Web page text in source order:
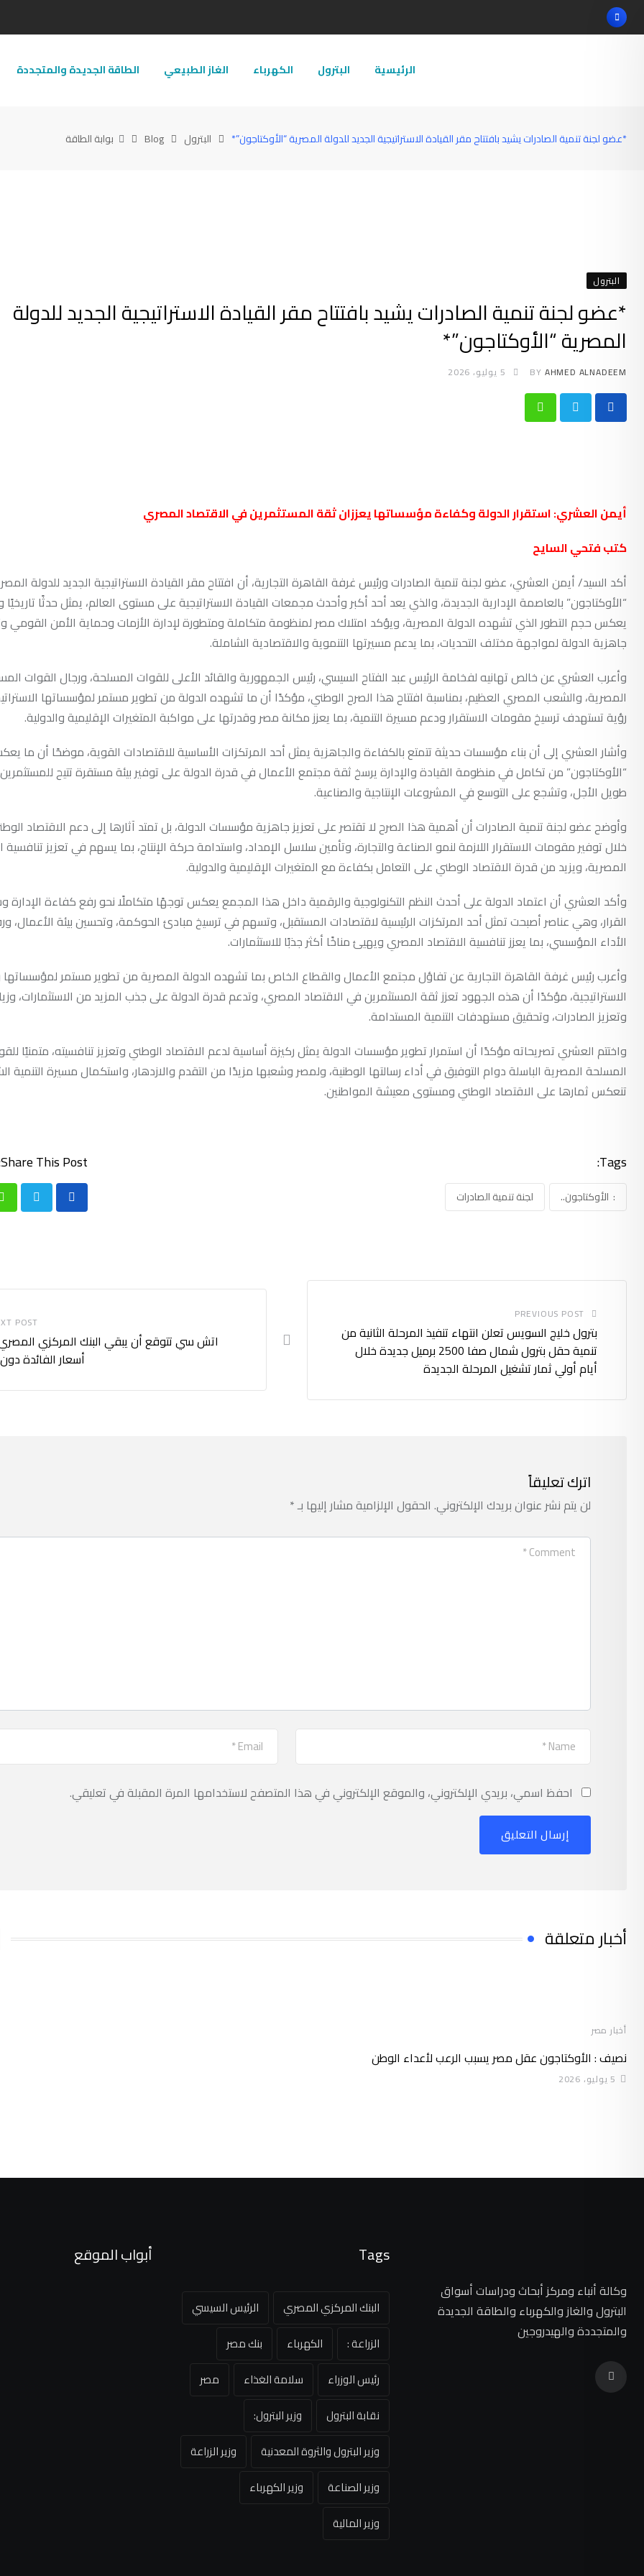
Skip
to
الرئيسية البترول الكهرباء الغاز الطبيعي الطاقة الجديدة والمتجددة
*عضو لجنة تنمية الصادرات يشيد بافتتاح مقر القيادة الاستراتيجية الجديد للدولة المصرية “الأوكتاجون”* البترول Blog بوابة الطاقة
البترول
*عضو لجنة تنمية الصادرات يشيد بافتتاح مقر القيادة الاستراتيجية الجديد للدولة
المصرية “الأوكتاجون”*
BY AHMED ALNADEEM 5 يوليو، 2026
Whatsapp
أيمن العشري: استقرار الدولة وكفاءة مؤسساتها يعززان ثقة المستثمرين في الاقتصاد المصري
كتب فتحي السايح
أكد السيد/ أيمن العشري، عضو لجنة تنمية الصادرات ورئيس غرفة القاهرة التجارية، أن افتتاح مقر القيادة الاستراتيجية الجديد للدولة
“الأوكتاجون” بالعاصمة الإدارية الجديدة، والذي يعد أحد أكبر وأحدث مجمعات القيادة الاستراتيجية على مستوى العالم، يمثل حدثًا تاريخيًا
يعكس حجم التطور الذي تشهده الدولة المصرية، ويؤكد امتلاك مصر لمنظومة متكاملة ومتطورة لإدارة الأزمات وحماية الأمن القومي
جاهزية الدولة لمواجهة مختلف التحديات، بما يدعم مسيرتها التنموية والاقتصادية الشاملة.
وأعرب العشري عن خالص تهانيه لفخامة الرئيس عبد الفتاح السيسي، رئيس الجمهورية والقائد الأعلى للقوات المسلحة، ورجال القوات
المصرية، والشعب المصري العظيم، بمناسبة افتتاح هذا الصرح الوطني، مؤكدًا أن ما تشهده الدولة من تطوير مستمر لمؤسساتها
رؤية تستهدف ترسيخ مقومات الاستقرار ودعم مسيرة التنمية، بما يعزز مكانة مصر وقدرتها على مواكبة المتغيرات الإقليمية والدولية.
وأشار العشري إلى أن بناء مؤسسات حديثة تتمتع بالكفاءة والجاهزية يمثل أحد المرتكزات الأساسية للاقتصادات القوية، موضحًا أن ما
“الأوكتاجون” من تكامل في منظومة القيادة والإدارة يرسخ ثقة مجتمع الأعمال في قدرة الدولة على توفير بيئة مستقرة تتيح
طويل الأجل، وتشجع على التوسع في المشروعات الإنتاجية والصناعية.
وأوضح عضو لجنة تنمية الصادرات أن أهمية هذا الصرح لا تقتصر على تعزيز جاهزية مؤسسات الدولة، بل تمتد آثارها إلى دعم الاقتصاد
خلال توفير مقومات الاستقرار اللازمة لنمو الصناعة والتجارة، وتأمين سلاسل الإمداد، واستدامة حركة الإنتاج، بما يسهم في تعزيز تنافسية
المصرية، ويزيد من قدرة الاقتصاد الوطني على التعامل بكفاءة مع المتغيرات الإقليمية والدولية.
وأكد العشري أن اعتماد الدولة على أحدث النظم التكنولوجية والرقمية داخل هذا المجمع يعكس توجهًا متكاملًا نحو رفع كفاءة الإدارة
القرار، وهي عناصر أصبحت تمثل أحد المرتكزات الرئيسية لاقتصادات المستقبل، وتسهم في ترسيخ مبادئ الحوكمة، وتحسين بيئة الأعمال،
الأداء المؤسسي، بما يعزز تنافسية الاقتصاد المصري ويهيئ مناخًا أكثر جذبًا للاستثمارات.
وأعرب رئيس غرفة القاهرة التجارية عن تفاؤل مجتمع الأعمال والقطاع الخاص بما تشهده الدولة المصرية من تطوير مستمر لمؤسساتها
الاستراتيجية، مؤكدًا أن هذه الجهود تعزز ثقة المستثمرين في الاقتصاد المصري، وتدعم قدرة الدولة على جذب المزيد من الاستثمارات،
وتعزيز الصادرات، وتحقيق مستهدفات التنمية المستدامة.
واختتم العشري تصريحاته مؤكدًا أن استمرار تطوير مؤسسات الدولة يمثل ركيزة أساسية لدعم الاقتصاد الوطني وتعزيز تنافسيته، متمنيًا
المسلحة المصرية الباسلة دوام التوفيق في أداء رسالتها الوطنية، ولمصر وشعبها مزيدًا من التقدم والازدهار، واستكمال مسيرة التنمية
تنعكس ثمارها على الاقتصاد الوطني ومستوى معيشة المواطنين.
Tags:
: الأوكتاجون.. لجنة تنمية الصادرات
Share This Post:
PREVIOUS POST
بترول خليج السويس تعلن انتهاء تنفيذ المرحلة الثانية من
تنمية حقل بترول شمال صفا 2500 برميل جديدة خلال
أيام أولي ثمار تشغيل المرحلة الجديدة
POST
اتش سي تتوقع أن يبقي البنك المركزي
أسعار الفائدة
اترك تعليقاً
لن يتم نشر عنوان بريدك الإلكتروني. الحقول الإلزامية مشار إليها بـ*
احفظ اسمي، بريدي الإلكتروني، والموقع الإلكتروني في هذا المتصفح لاستخدامها المرة المقبلة في تعليقي.
أخبار متعلقة
أخبار مصر
نصيف : الأوكتاجون عقل مصر يسبب الرعب لأعداء الوطن
5 يوليو، 2026
وكالة أنباء ومركز أبحاث ودراسات أسواق
البترول والغاز والكهرباء والطاقة الجديدة
والمتجددة والهيدروجين
Tags
البنك المركزي المصري
الرئيس السيسي
الزراعة :
الكهرباء
بنك مصر
رئيس الوزراء
سلامة الغذاء
مصر
نقابة البترول
وزير البترول:
وزير البترول والثروة المعدنية
وزير الزراعة
وزير الصناعة
وزير الكهرباء
وزير المالية
أبواب الموقع